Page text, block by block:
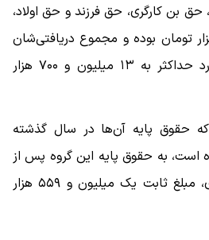
بن کارگری، حق فرزند و حق اولاد،
۱۰ میلیون و ۴۰۰ هزار تومان بوده و مجموع دریافتی‌شان
با در نظر گرفتن این موارد حداکثر به ۱۳ میلیون و ۷۰۰ هزار
که حقوق پایه آن‌ها در سال گذشته
به حقوق پایه این گروه پس از
اعمال افزایش ۴۵ درصدی، مبلغ ثابت یک میلیون و ۵۵۹ هزار